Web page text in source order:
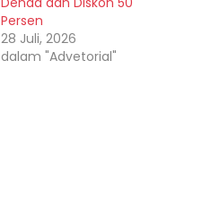
Persen
28 Juli, 2026
dalam "Advetorial"